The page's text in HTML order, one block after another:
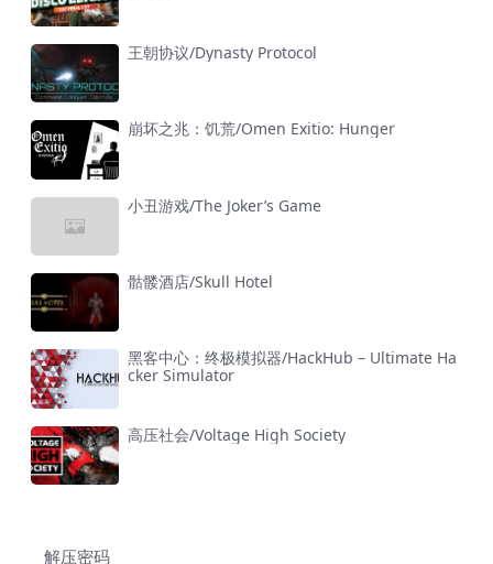
王朝协议/Dynasty Protocol
崩坏之兆：饥荒/Omen Exitio: Hunger
小丑游戏/The Joker’s Game
骷髅酒店/Skull Hotel
黑客中心：终极模拟器/HackHub – Ultimate Ha
cker Simulator
高压社会/Voltage High Society
解压密码